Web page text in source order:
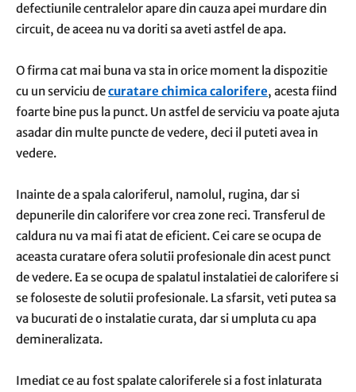
defectiunile centralelor apare din cauza apei murdare din
circuit, de aceea nu va doriti sa aveti astfel de apa.
O firma cat mai buna va sta in orice moment la dispozitie
cu un serviciu decuratare chimica calorifere, acesta fiind
foarte bine pus la punct. Un astfel de serviciu va poate ajuta
asadar din multe puncte de vedere, deci il puteti avea in
vedere.
Inainte de a spala caloriferul, namolul, rugina, dar si
depunerile din calorifere vor crea zone reci. Transferul de
caldura nu va mai fi atat de eficient. Cei care se ocupa de
aceasta curatare ofera solutii profesionale din acest punct
de vedere. Ea se ocupa de spalatul instalatiei de calorifere si
se foloseste de solutii profesionale. La sfarsit, veti putea sa
va bucurati de o instalatie curata, dar si umpluta cu apa
demineralizata.
Imediat ce au fost spalate caloriferele si a fost inlaturata